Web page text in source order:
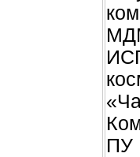
ПУ